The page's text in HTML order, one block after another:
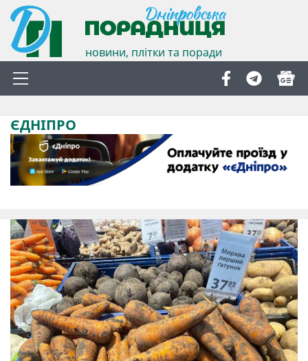
новини, плітки та поради
ЄДНІПРО